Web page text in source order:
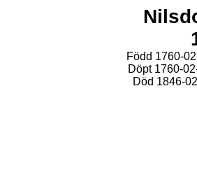
Född 1760-
Döpt 1760-
Död 1846-